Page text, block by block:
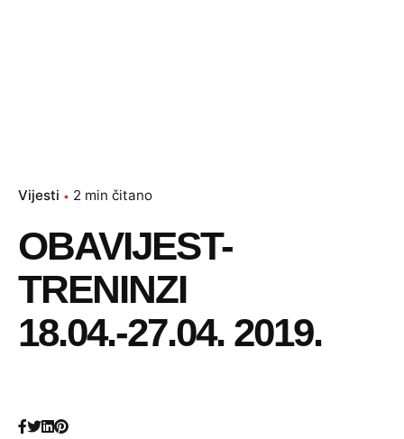
Vijesti 2 min čitano
OBAVIJEST-
TRENINZI
18.04.-27.04. 2019.